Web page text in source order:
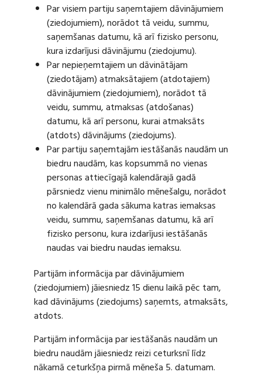
Par visiem partiju saņemtajiem dāvinājumiem
(ziedojumiem), norādot tā veidu, summu,
saņemšanas datumu, kā arī fizisko personu,
kura izdarījusi dāvinājumu (ziedojumu).
Par nepieņemtajiem un dāvinātājam
(ziedotājam) atmaksātajiem (atdotajiem)
dāvinājumiem (ziedojumiem), norādot tā
veidu, summu, atmaksas (atdošanas)
datumu, kā arī personu, kurai atmaksāts
(atdots) dāvinājums (ziedojums).
Par partiju saņemtajām iestāšanās naudām un
biedru naudām, kas kopsummā no vienas
personas attiecīgajā kalendārajā gadā
pārsniedz vienu minimālo mēnešalgu, norādot
no kalendārā gada sākuma katras iemaksas
veidu, summu, saņemšanas datumu, kā arī
fizisko personu, kura izdarījusi iestāšanās
naudas vai biedru naudas iemaksu.
Partijām informācija par dāvinājumiem
(ziedojumiem) jāiesniedz 15 dienu laikā pēc tam,
kad dāvinājums (ziedojums) saņemts, atmaksāts,
atdots.
Partijām informācija par iestāšanās naudām un
biedru naudām jāiesniedz reizi ceturksnī līdz
nākamā ceturkšņa pirmā mēneša 5. datumam.